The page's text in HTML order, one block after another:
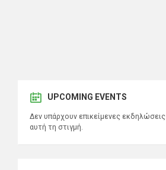
UPCOMING EVENTS
Δεν υπάρχουν επικείμενες εκδηλώσεις
αυτή τη στιγμή.